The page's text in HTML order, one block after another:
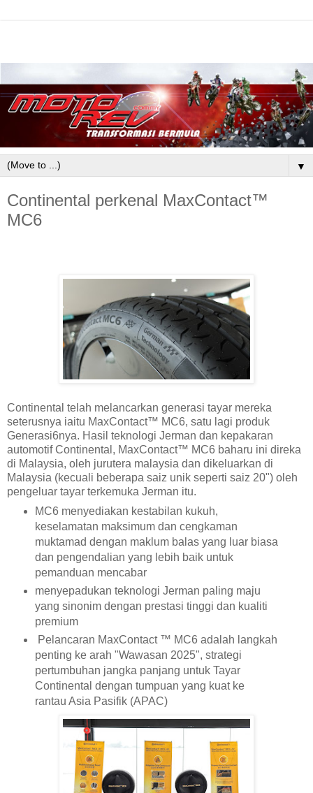
▼
Continental perkenal MaxContact™
MC6
Continental telah melancarkan generasi tayar mereka
seterusnya iaitu MaxContact™ MC6, satu lagi produk
Generasi6nya. Hasil teknologi Jerman dan kepakaran
automotif Continental, MaxContact™ MC6 baharu ini direka
di Malaysia, oleh jurutera malaysia dan dikeluarkan di
Malaysia (kecuali beberapa saiz unik seperti saiz 20") oleh
pengeluar tayar terkemuka Jerman itu.
MC6 menyediakan kestabilan kukuh,
keselamatan maksimum dan cengkaman
muktamad dengan maklum balas yang luar biasa
dan pengendalian yang lebih baik untuk
pemanduan mencabar
menyepadukan teknologi Jerman paling maju
yang sinonim dengan prestasi tinggi dan kualiti
premium
Pelancaran MaxContact ™ MC6 adalah langkah
penting ke arah "Wawasan 2025", strategi
pertumbuhan jangka panjang untuk Tayar
Continental dengan tumpuan yang kuat ke
rantau Asia Pasifik (APAC)